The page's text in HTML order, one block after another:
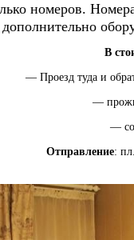
номеров.
В
— Проезд туда и
—
—
Отправление: